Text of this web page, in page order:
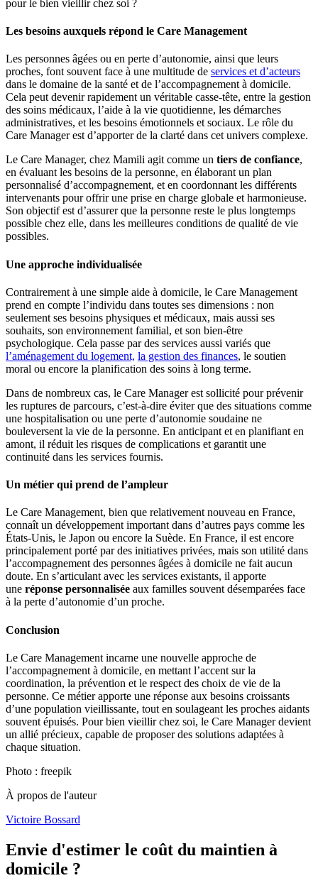
pour le bien vieillir chez soi ?
Les besoins auxquels répond le Care Management
Les personnes âgées ou en perte d’autonomie, ainsi que leurs
proches, font souvent face à une multitude de services et d’acteurs
dans le domaine de la santé et de l’accompagnement à domicile.
Cela peut devenir rapidement un véritable casse-tête, entre la gestion
des soins médicaux, l’aide à la vie quotidienne, les démarches
administratives, et les besoins émotionnels et sociaux. Le rôle du
Care Manager est d’apporter de la clarté dans cet univers complexe.
Le Care Manager, chez Mamili agit comme un tiers de confiance,
en évaluant les besoins de la personne, en élaborant un plan
personnalisé d’accompagnement, et en coordonnant les différents
intervenants pour offrir une prise en charge globale et harmonieuse.
Son objectif est d’assurer que la personne reste le plus longtemps
possible chez elle, dans les meilleures conditions de qualité de vie
possibles.
Une approche individualisée
Contrairement à une simple aide à domicile, le Care Management
prend en compte l’individu dans toutes ses dimensions : non
seulement ses besoins physiques et médicaux, mais aussi ses
souhaits, son environnement familial, et son bien-être
psychologique. Cela passe par des services aussi variés que
l’aménagement du logement, la gestion des finances, le soutien
moral ou encore la planification des soins à long terme.
Dans de nombreux cas, le Care Manager est sollicité pour prévenir
les ruptures de parcours, c’est-à-dire éviter que des situations comme
une hospitalisation ou une perte d’autonomie soudaine ne
bouleversent la vie de la personne. En anticipant et en planifiant en
amont, il réduit les risques de complications et garantit une
continuité dans les services fournis.
Un métier qui prend de l’ampleur
Le Care Management, bien que relativement nouveau en France,
connaît un développement important dans d’autres pays comme les
États-Unis, le Japon ou encore la Suède. En France, il est encore
principalement porté par des initiatives privées, mais son utilité dans
l’accompagnement des personnes âgées à domicile ne fait aucun
doute. En s’articulant avec les services existants, il apporte
une réponse personnalisée aux familles souvent désemparées face
à la perte d’autonomie d’un proche.
Conclusion
Le Care Management incarne une nouvelle approche de
l’accompagnement à domicile, en mettant l’accent sur la
coordination, la prévention et le respect des choix de vie de la
personne. Ce métier apporte une réponse aux besoins croissants
d’une population vieillissante, tout en soulageant les proches aidants
souvent épuisés. Pour bien vieillir chez soi, le Care Manager devient
un allié précieux, capable de proposer des solutions adaptées à
chaque situation.
Photo : freepik
À propos de l'auteur
Victoire Bossard
Envie d'estimer le coût du maintien à
domicile ?